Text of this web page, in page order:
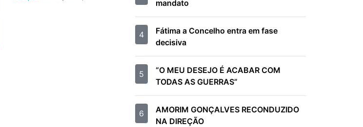
mandato
4
Fátima a Concelho entra em fase
decisiva
5
“O MEU DESEJO É ACABAR COM
TODAS AS GUERRAS”
6
AMORIM GONÇALVES RECONDUZIDO
NA DIREÇÃO